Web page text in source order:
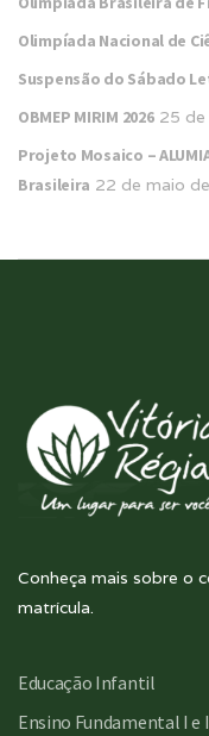
Olimpíada Nacional de
Suspensão do Sábado
OBMEP MIRIM 2026 25
Projeto Mosaico –
Brasileira 22 de maio
Conheça mais sobre o
matrícula.
Educação Infantil
Ensino Fundamental I e